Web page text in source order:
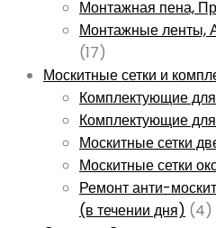
Монтажная пена,
Монтажные ленты,
(17)
Москитные сетки и
Комплектующие
Комплектующие
Москитные сетки
Москитные сетки
Ремонт анти-
(в течении дня) (4)